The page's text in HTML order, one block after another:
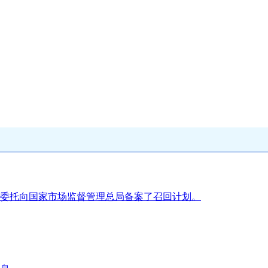
向国家市场监督管理总局备案了召回计划。